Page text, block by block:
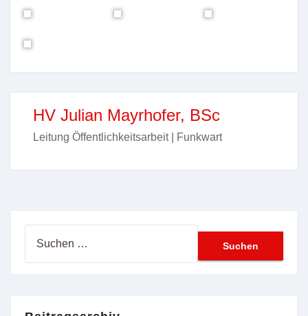
HV Julian Mayrhofer, BSc
Leitung Öffentlichkeitsarbeit | Funkwart